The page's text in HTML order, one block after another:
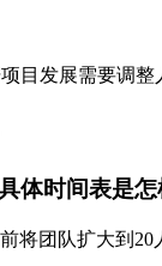
目发展需要调
体时间表是怎
将团队扩大到